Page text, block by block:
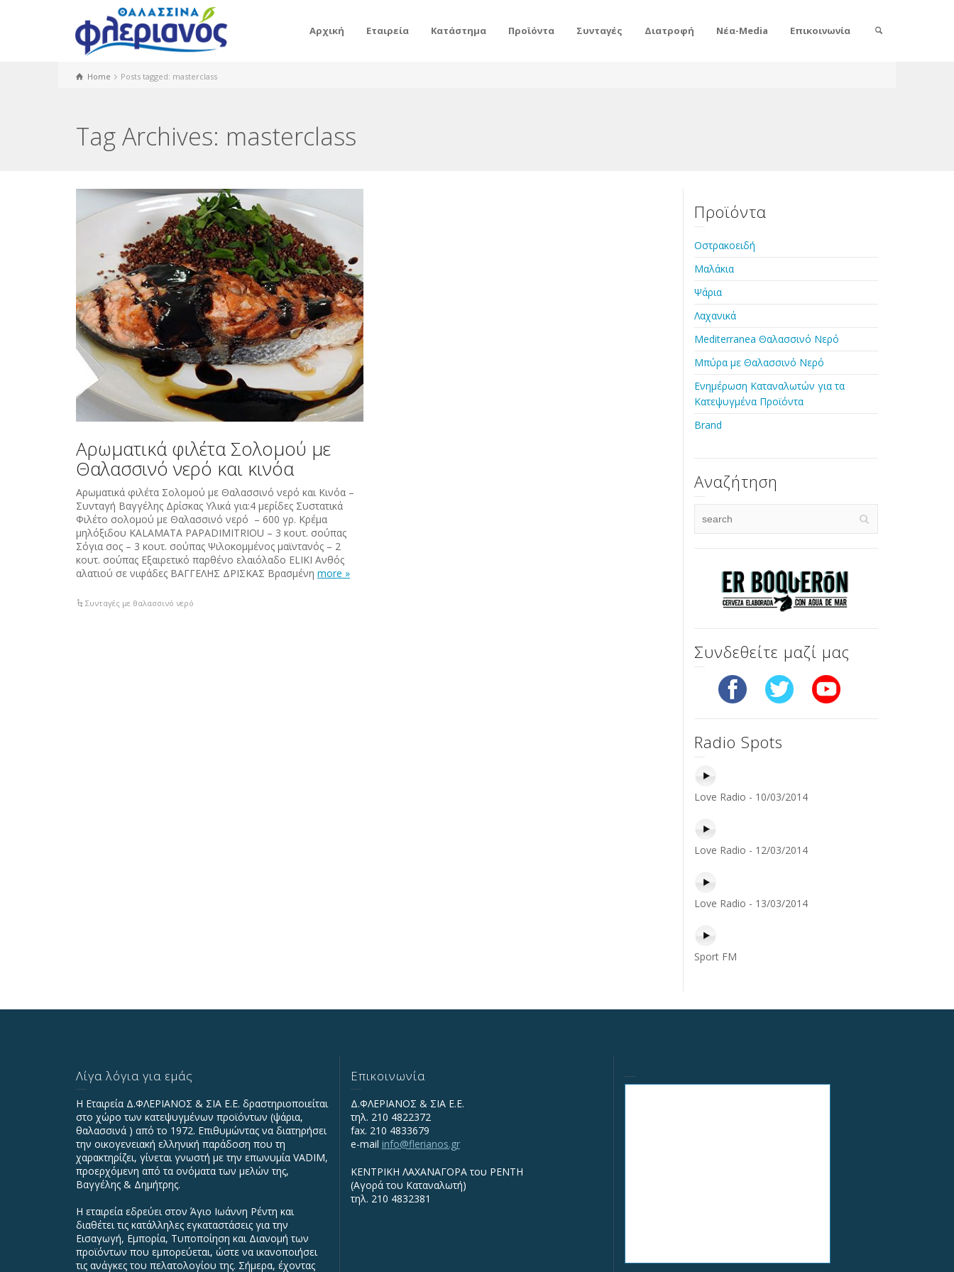
Αρχική Εταιρεία Κατάστημα Προϊόντα Συνταγές Διατροφή Νέα-Media Επικοινωνία
Home Posts tagged: masterclass
Tag Archives: masterclass
Αρωματικά φιλέτα Σολομού με
Θαλασσινό νερό και κινόα
Αρωματικά φιλέτα Σολομού με Θαλασσινό νερό και Κινόα –
Συνταγή Βαγγέλης Δρίσκας Υλικά για:4 μερίδες Συστατικά
Φιλέτο σολομού με Θαλασσινό νερό – 600 γρ. Κρέμα
μηλόξιδου KALAMATA PAPADIMITRIOU – 3 κουτ. σούπας
Σόγια σος – 3 κουτ. σούπας Ψιλοκομμένος μαϊντανός – 2
κουτ. σούπας Εξαιρετικό παρθένο ελαιόλαδο ELIKI Ανθός
αλατιού σε νιφάδες ΒΑΓΓΕΛΗΣ ΔΡΙΣΚΑΣ Βρασμένη more »
Συνταγές με θαλασσινό νερό
Προϊόντα
Οστρακοειδή
Μαλάκια
Ψάρια
Λαχανικά
Mediterranea Θαλασσινό Νερό
Μπύρα με Θαλασσινό Νερό
Ενημέρωση Καταναλωτών για τα
Κατεψυγμένα Προϊόντα
Brand
Αναζήτηση
Συνδεθείτε μαζί μας
Radio Spots
Love Radio - 10/03/2014
Love Radio - 12/03/2014
Love Radio - 13/03/2014
Sport FM
Λίγα λόγια για εμάς
Η Εταιρεία Δ.ΦΛΕΡΙΑΝΟΣ & ΣΙΑ Ε.Ε. δραστηριοποιείται
στο χώρο των κατεψυγμένων προϊόντων (ψάρια,
θαλασσινά ) από το 1972. Επιθυμώντας να διατηρήσει
την οικογενειακή ελληνική παράδοση που τη
χαρακτηρίζει, γίνεται γνωστή με την επωνυμία VADIΜ,
προερχόμενη από τα ονόματα των μελών της,
Βαγγέλης & Δημήτρης.
Η εταιρεία εδρεύει στον Άγιο Ιωάννη Ρέντη και
διαθέτει τις κατάλληλες εγκαταστάσεις για την
Εισαγωγή, Εμπορία, Τυποποίηση και Διανομή των
προϊόντων που εμπορεύεται, ώστε να ικανοποιήσει
τις ανάγκες του πελατολογίου της. Σήμερα, έχοντας
Επικοινωνία
Δ.ΦΛΕΡΙΑΝΟΣ & ΣΙΑ Ε.Ε.
τηλ. 210 4822372
fax. 210 4833679
e-mail info@flerianos.gr
ΚΕΝΤΡΙΚΗ ΛΑΧΑΝΑΓΟΡΑ του ΡΕΝΤΗ
(Αγορά του Καταναλωτή)
τηλ. 210 4832381